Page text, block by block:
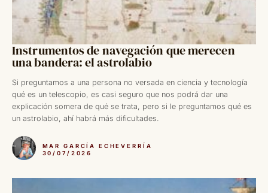
Instrumentos de navegación que merecen
una bandera: el astrolabio
Si preguntamos a una persona no versada en ciencia y tecnología
qué es un telescopio, es casi seguro que nos podrá dar una
explicación somera de qué se trata, pero si le preguntamos qué es
un astrolabio, ahí habrá más dificultades.
MAR GARCÍA ECHEVERRÍA
30/07/2026